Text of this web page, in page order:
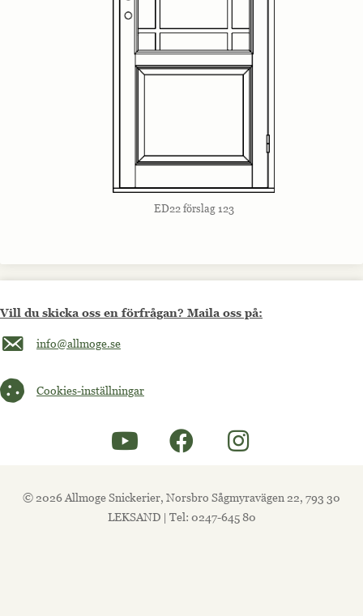
ED22 förslag 123
Vill du skicka oss en förfrågan? Maila oss på:
Maila oss på info@allmoge.se
info@allmoge.se
Cookies-inställningar
Cookies-inställningar
© 2026 Allmoge Snickerier, Norsbro Sågmyravägen 22, 793 30
LEKSAND | Tel: 0247-645 80